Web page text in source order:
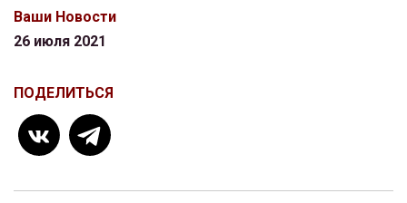
Ваши Новости
26 июля 2021
ПОДЕЛИТЬСЯ